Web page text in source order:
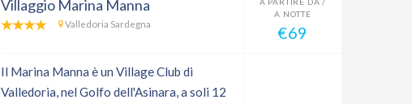
Villaggio Marina Manna
Valledoria Sardegna
A NOTTE
€69
Il Marina Manna è un Village Club di
Valledoria, nel Golfo dell'Asinara, a soli 12